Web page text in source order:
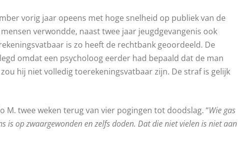
vorig jaar opeens met hoge snelheid op publiek van de
verwondde, naast twee jaar jeugdgevangenis ook
is zo heeft de rechtbank geoordeeld. De
omdat een psycholoog eerder had bepaald dat de man
hij niet volledig toerekeningsvatbaar zijn. De straf is gelijk
twee weken terug van vier pogingen tot doodslag. “Wie gas
is op zwaargewonden en zelfs doden. Dat die niet vielen is niet aan